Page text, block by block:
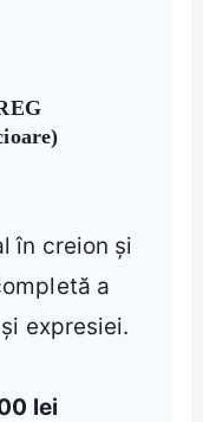
în creion și
a
expresiei.
lei